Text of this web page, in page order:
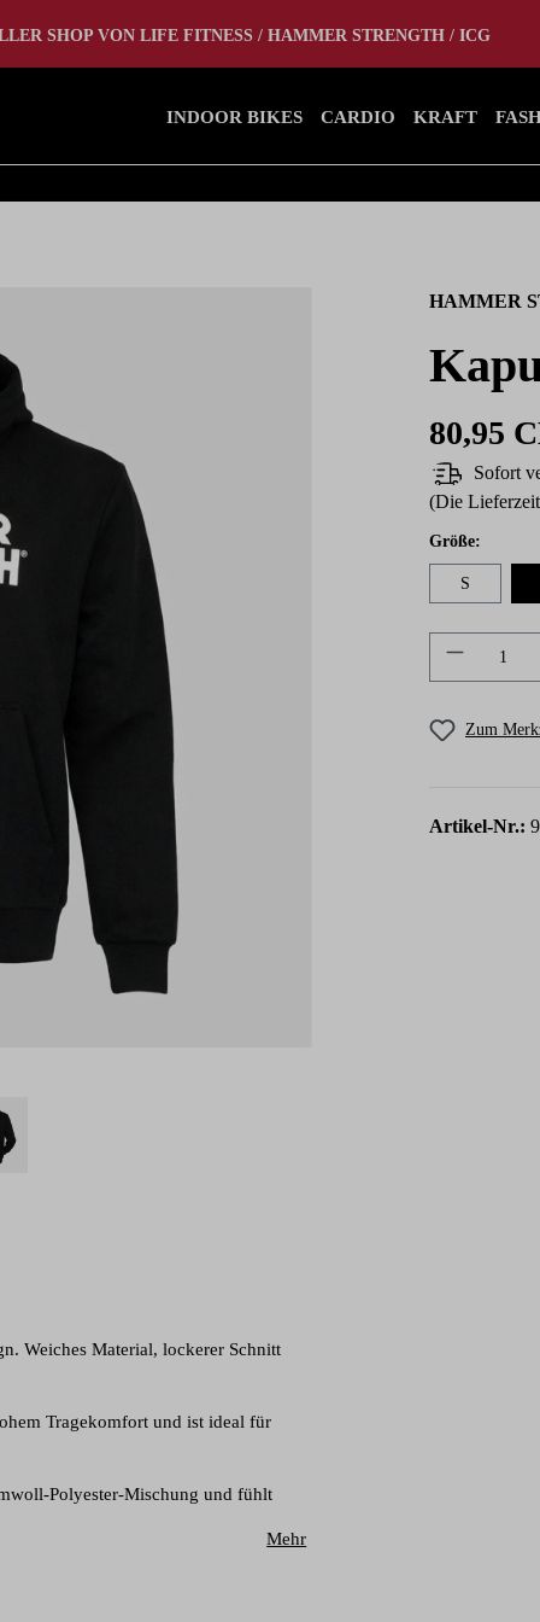
SHOP VON LIFE FITNESS / HAMMER STRENGTH / ICG
INDOOR BIKES CARDIO KRAFT
HAMMER
80,95
Sofort
(Die
Größe:
S
Zum
Artikel-Nr.:
Weiches Material, lockerer Schnitt
Tragekomfort und ist ideal für
Polyester-Mischung und fühlt
Mehr